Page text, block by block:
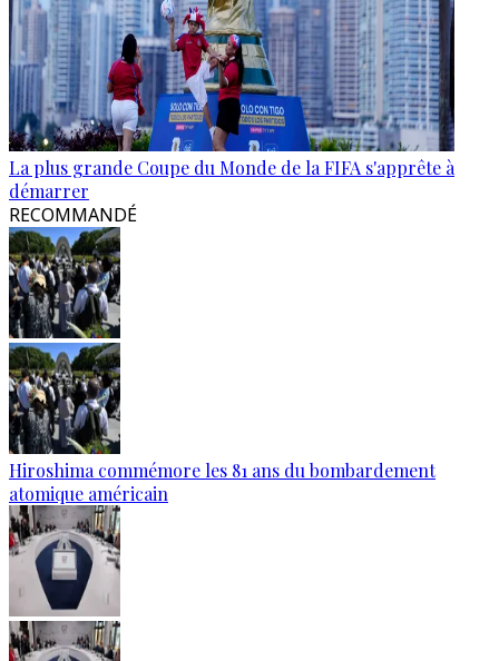
La plus grande Coupe du Monde de la FIFA s'apprête à
démarrer
RECOMMANDÉ
Hiroshima commémore les 81 ans du bombardement
atomique américain